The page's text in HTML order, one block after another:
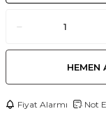
HEMEN
Fiyat Alarmı Not